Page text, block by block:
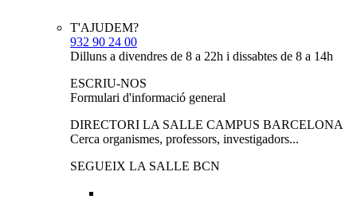
T'AJUDEM?
932 90 24 00
Dilluns a divendres de 8 a 22h i dissabtes de 8 a 14h
ESCRIU-NOS
Formulari d'informació general
DIRECTORI LA SALLE CAMPUS BARCELONA
Cerca organismes, professors, investigadors...
SEGUEIX LA SALLE BCN